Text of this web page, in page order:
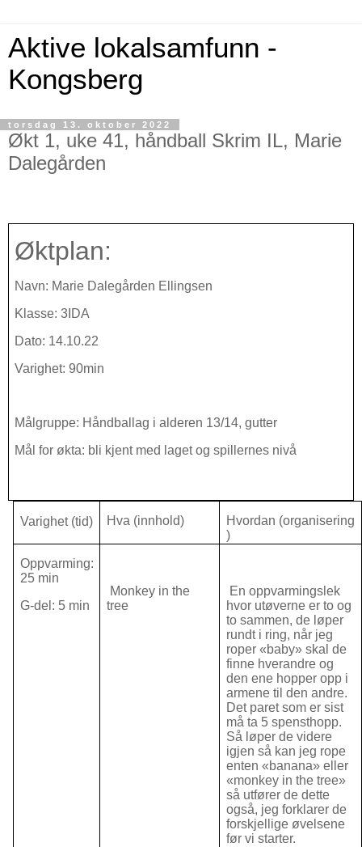
Aktive lokalsamfunn -
Kongsberg
torsdag 13. oktober 2022
Økt 1, uke 41, håndball Skrim IL, Marie
Dalegården
Øktplan:
Navn: Marie Dalegården Ellingsen
Klasse: 3IDA
Dato: 14.10.22
Varighet: 90min
Målgruppe: Håndballag i alderen 13/14, gutter
Mål for økta: bli kjent med laget og spillernes nivå
Varighet (tid) Hva (innhold)
Hvordan (organisering
)
Oppvarming:
25 min
G-del: 5 min
Monkey in the
tree
En oppvarmingslek
hvor utøverne er to og
to sammen, de løper
rundt i ring, når jeg
roper «baby» skal de
finne hverandre og
den ene hopper opp i
armene til den andre.
Det paret som er sist
må ta 5 spensthopp.
Så løper de videre
igjen så kan jeg rope
enten «banana» eller
«monkey in the tree»
så utfører de dette
også, jeg forklarer de
forskjellige øvelsene
før vi starter.